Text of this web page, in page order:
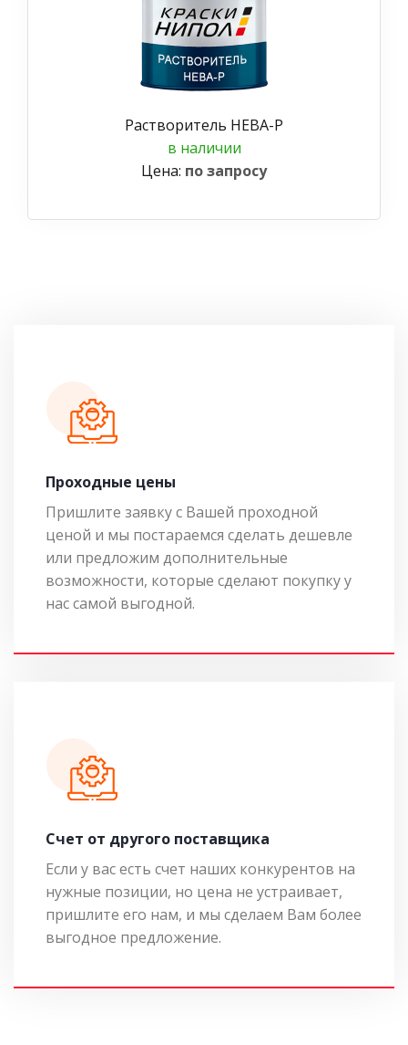
Растворитель НЕВА-Р
в наличии
Цена: по запросу
Проходные цены
Пришлите заявку с Вашей проходной
ценой и мы постараемся сделать дешевле
или предложим дополнительные
возможности, которые сделают покупку у
нас самой выгодной.
Cчет от другого поставщика
Если у вас есть счет наших конкурентов на
нужные позиции, но цена не устраивает,
пришлите его нам, и мы сделаем Вам более
выгодное предложение.